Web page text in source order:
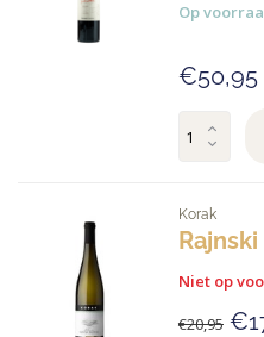
Op
€50,95
Korak
Niet op
€20,95